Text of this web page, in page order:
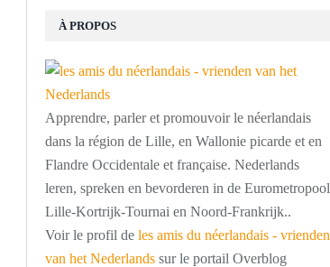
À PROPOS
Apprendre, parler et promouvoir le néerlandais
dans la région de Lille, en Wallonie picarde et en
Flandre Occidentale et française. Nederlands
leren, spreken en bevorderen in de Eurometropool
Lille-Kortrijk-Tournai en Noord-Frankrijk..
Voir le profil de les amis du néerlandais - vrienden
van het Nederlands sur le portail Overblog